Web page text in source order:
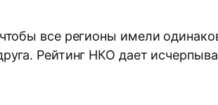
все регионы имели
Рейтинг НКО дает